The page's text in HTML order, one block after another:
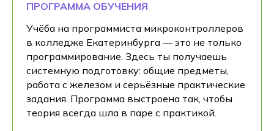
ПРОГРАММА ОБУЧЕНИЯ
Учёба на программиста микроконтроллеров
в колледже Екатеринбурга — это не только
программирование. Здесь ты получаешь
системную подготовку: общие предметы,
работа с железом и серьёзные практические
задания. Программа выстроена так, чтобы
теория всегда шла в паре с практикой.